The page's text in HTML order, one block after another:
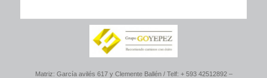
Matriz: García avilés 617 y Clemente Ballén / Telf: + 593 42512892 –